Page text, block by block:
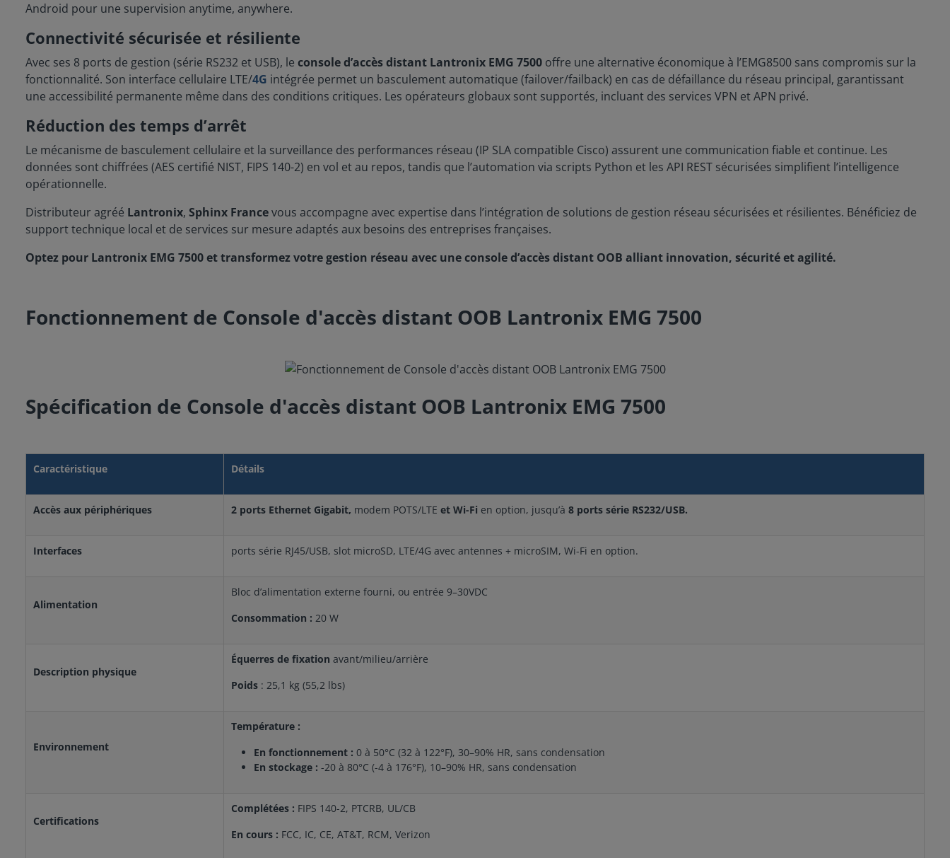
Android pour une supervision anytime, anywhere.
Connectivité sécurisée et résiliente
Avec ses 8 ports de gestion (série RS232 et USB), le console d’accès distant Lantronix EMG 7500 offre une alternative économique à l’EMG8500 sans compromis sur la
fonctionnalité. Son interface cellulaire LTE/4G intégrée permet un basculement automatique (failover/failback) en cas de défaillance du réseau principal, garantissant
une accessibilité permanente même dans des conditions critiques. Les opérateurs globaux sont supportés, incluant des services VPN et APN privé.
Réduction des temps d’arrêt
Le mécanisme de basculement cellulaire et la surveillance des performances réseau (IP SLA compatible Cisco) assurent une communication fiable et continue. Les
données sont chiffrées (AES certifié NIST, FIPS 140-2) en vol et au repos, tandis que l’automation via scripts Python et les API REST sécurisées simplifient l’intelligence
opérationnelle.
Distributeur agréé Lantronix, Sphinx Francevous accompagne avec expertise dans l’intégration de solutions de gestion réseau sécurisées et résilientes. Bénéficiez de
support technique local et de services sur mesure adaptés aux besoins des entreprises françaises.
Optez pour Lantronix EMG 7500 et transformez votre gestion réseau avec une console d’accès distant OOB alliant innovation, sécurité et agilité.
Fonctionnement de Console d'accès distant OOB Lantronix EMG 7500
Spécification de Console d'accès distant OOB Lantronix EMG 7500
Caractéristique Détails
Accès aux périphériques 2 ports Ethernet Gigabit, modem POTS/LTE et Wi-Fi en option, jusqu’à 8 ports série RS232/USB.
Interfaces ports série RJ45/USB, slot microSD, LTE/4G avec antennes + microSIM, Wi-Fi en option.
Alimentation
Bloc d’alimentation externe fourni, ou entrée 9–30VDC
Consommation : 20 W
Description physique
Équerres de fixation avant/milieu/arrière
Poids : 25,1 kg (55,2 lbs)
Environnement
Température :
En fonctionnement : 0 à 50°C (32 à 122°F), 30–90% HR, sans condensation
En stockage : -20 à 80°C (-4 à 176°F), 10–90% HR, sans condensation
Certifications
Complétées : FIPS 140-2, PTCRB, UL/CB
En cours : FCC, IC, CE, AT&T, RCM, Verizon